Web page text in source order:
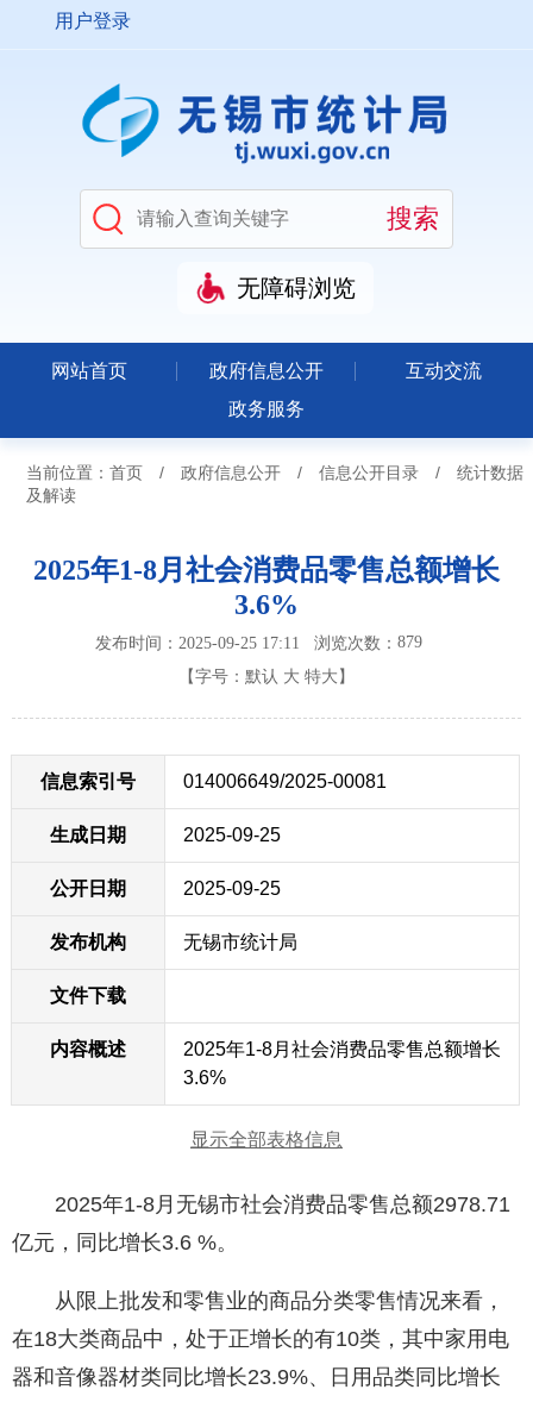
用户登录
无障碍浏览
网站首页 政府信息公开
互动交流
政务服务
当前位置： 首页 / 政府信息公开 / 信息公开目录 /
统计数据
及解读
2025年1-8月社会消费品零售总额增长
3.6%
发布时间：2025-09-25 17:11 浏览次数： 879
【字号： 默认 大 特大 】
信息索引号 014006649/2025-00081
生成日期 2025-09-25
公开日期 2025-09-25
发布机构 无锡市统计局
文件下载
内容概述
2025年1-8月社会消费品零售总额增长
3.6%
显示全部表格信息
2025年1-8月无锡市社会消费品零售总额2978.71
亿元，同比增长3.6 %。
从限上批发和零售业的商品分类零售情况来看，
在18大类商品中，处于正增长的有10类，其中家用电
器和音像器材类同比增长23.9%、日用品类同比增长